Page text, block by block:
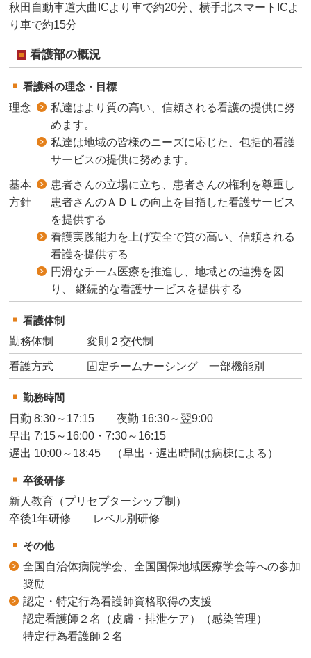
秋田自動車道大曲ICより車で約20分、横手北スマートICよ
り車で約15分
看護部の概況
看護科の理念・目標
理念
私達はより質の高い、信頼される看護の提供に努
めます。
私達は地域の皆様のニーズに応じた、包括的看護
サービスの提供に努めます。
基本
方針
患者さんの立場に立ち、患者さんの権利を尊重し
患者さんのＡＤＬの向上を目指した看護サービス
を提供する
看護実践能力を上げ安全で質の高い、信頼される
看護を提供する
円滑なチーム医療を推進し、地域との連携を図
り、 継続的な看護サービスを提供する
看護体制
勤務体制
変則２交代制
看護方式 固定チームナーシング 一部機能別
勤務時間
日勤 8:30～17:15 夜勤 16:30～翌9:00
早出 7:15～16:00・7:30～16:15
遅出 10:00～18:45 （早出・遅出時間は病棟による）
卒後研修
新人教育（プリセプターシップ制）
卒後1年研修 レベル別研修
その他
全国自治体病院学会、全国国保地域医療学会等への参加
奨励
認定・特定行為看護師資格取得の支援
認定看護師２名（皮膚・排泄ケア）（感染管理）
特定行為看護師２名